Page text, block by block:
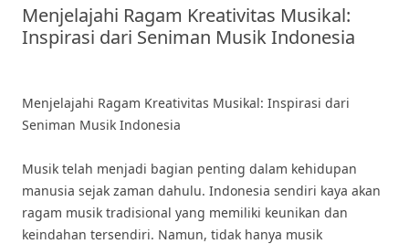
Menjelajahi Ragam Kreativitas Musikal:
Inspirasi dari Seniman Musik Indonesia
Menjelajahi Ragam Kreativitas Musikal: Inspirasi dari
Seniman Musik Indonesia
Musik telah menjadi bagian penting dalam kehidupan
manusia sejak zaman dahulu. Indonesia sendiri kaya akan
ragam musik tradisional yang memiliki keunikan dan
keindahan tersendiri. Namun, tidak hanya musik